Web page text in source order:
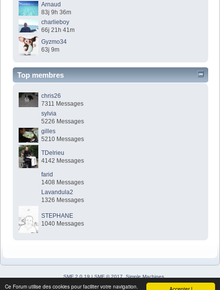
Ce Forum utilise des cookies pour faciliter votre navigation.
Arnaud
83j 9h 36m
charlieboy
66j 21h 41m
Gyzmo34
63j 9m
Top membres
chris26
7311 Messages
sylvia
5226 Messages
gilles
5210 Messages
TDelrieu
4142 Messages
farid
1408 Messages
Lavandula2
1326 Messages
STEPHANE
1040 Messages
SMF 2.0.19 | SMF © 2017
Simple Machines
Simple Audio Video Embedder